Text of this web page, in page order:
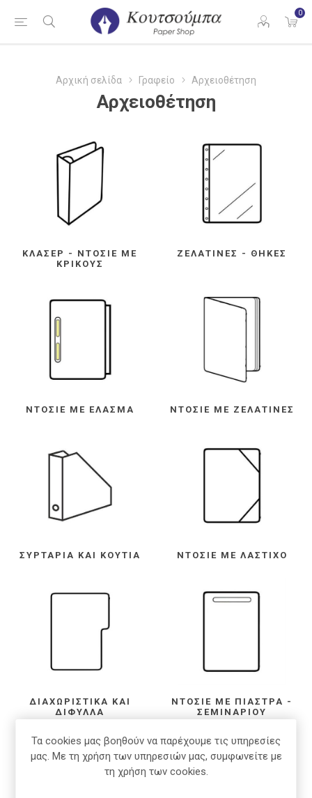
0
Αρχική σελίδα Γραφείο Αρχειοθέτηση
Αρχειοθέτηση
ΚΛΑΣΈΡ - ΝΤΟΣΙΈ ΜΕ
ΚΡΊΚΟΥΣ
ΖΕΛΑΤΊΝΕΣ - ΘΉΚΕΣ
ΝΤΟΣΙΈ ΜΕ ΈΛΑΣΜΑ ΝΤΟΣΙΈ ΜΕ ΖΕΛΑΤΊΝΕΣ
ΣΥΡΤΆΡΙΑ ΚΑΙ ΚΟΥΤΙΆ ΝΤΟΣΙΈ ΜΕ ΛΆΣΤΙΧΟ
ΔΙΑΧΩΡΙΣΤΙΚΆ ΚΑΙ
ΔΊΦΥΛΛΑ
ΝΤΟΣΙΈ ΜΕ ΠΙΆΣΤΡΑ -
ΣΕΜΙΝΑΡΊΟΥ
Τα cookies μας βοηθούν να παρέχουμε τις υπηρεσίες
μας. Με τη χρήση των υπηρεσιών μας, συμφωνείτε με
τη χρήση των cookies.